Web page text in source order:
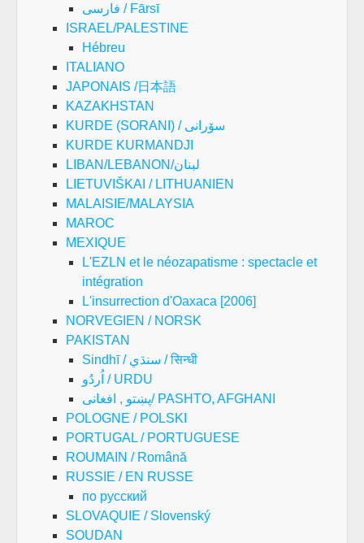
فارسی / Fārsī
ISRAEL/PALESTINE
Hébreu
ITALIANO
JAPONAIS /日本語
KAZAKHSTAN
KURDE (SORANI) / سۆرانی
KURDE KURMANDJI
LIBAN/LEBANON/لبنان
LIETUVIŠKAI / LITHUANIEN
MALAISIE/MALAYSIA
MAROC
MEXIQUE
L'EZLN et le néozapatisme : spectacle et
intégration
L'insurrection d'Oaxaca [2006]
NORVEGIEN / NORSK
PAKISTAN
Sindhī / سنڌي / सिन्धी
اُردُو / URDU
پښتو , افغانی/ PASHTO, AFGHANI
POLOGNE / POLSKI
PORTUGAL / PORTUGUESE
ROUMAIN / Română
RUSSIE / EN RUSSE
по русский
SLOVAQUIE / Slovenský
SOUDAN